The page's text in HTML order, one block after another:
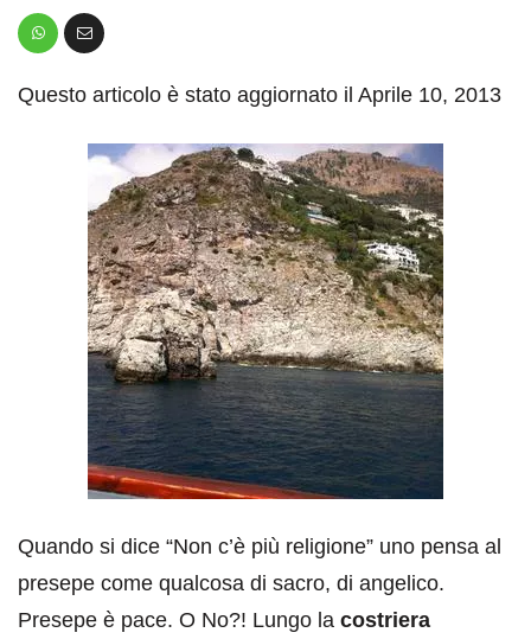
Questo articolo è stato aggiornato il Aprile 10, 2013
Quando si dice “Non c’è più religione” uno pensa al
presepe come qualcosa di sacro, di angelico.
Presepe è pace. O No?! Lungo la costriera